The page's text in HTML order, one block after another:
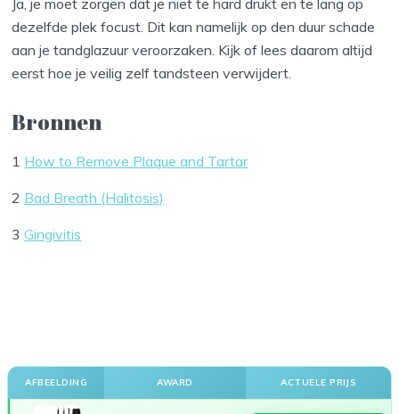
dezelfde plek focust. Dit kan namelijk op den duur schade
aan je tandglazuur veroorzaken. Kijk of lees daarom altijd
eerst hoe je veilig zelf tandsteen verwijdert.
Bronnen
1 How to Remove Plaque and Tartar
2 Bad Breath (Halitosis)
3 Gingivitis
AFBEELDING AWARD ACTUELE PRIJS